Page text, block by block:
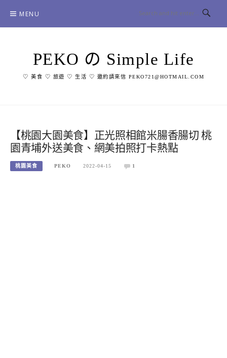
content
MENU
PEKO の Simple Life
♡ 美食 ♡ 旅遊 ♡ 生活 ♡ 邀約請來信 PEKO721@HOTMAIL.COM
【桃園大園美食】正光照相館米腸香腸切 桃
園青埔外送美食、網美拍照打卡熱點
桃園美食 PEKO 2022-04-15 1